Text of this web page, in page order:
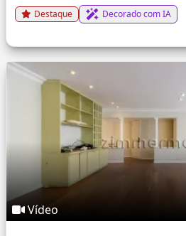
Destaque Decorado com IA
Vídeo